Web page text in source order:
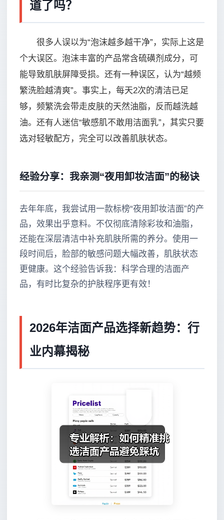
道了吗？
很多人误以为“泡沫越多越干净”，实际上这是
个大误区。泡沫丰富的产品常含硫磺剂成分，可
能导致肌肤屏障受损。还有一种误区，认为“越频
繁洗脸越清爽”。事实上，每天2次的清洁已足
够，频繁洗会带走皮肤的天然油脂，反而越洗越
油。还有人迷信“敏感肌不敢用洁面乳”，其实只要
选对轻敏配方，完全可以改善肌肤状态。
经验分享：我亲测“夜用卸妆洁面”的秘诀
去年年底，我尝试用一款标榜“夜用卸妆洁面”的产
品，效果出乎意料。不仅彻底清除彩妆和油脂，
还能在深层清洁中补充肌肤所需的养分。使用一
段时间后，脸部的敏感问题大幅改善，肌肤状态
更健康。这个经验告诉我：科学合理的洁面产
品，有时比复杂的护肤程序更有效！
2026年洁面产品选择新趋势：行
业内幕揭秘